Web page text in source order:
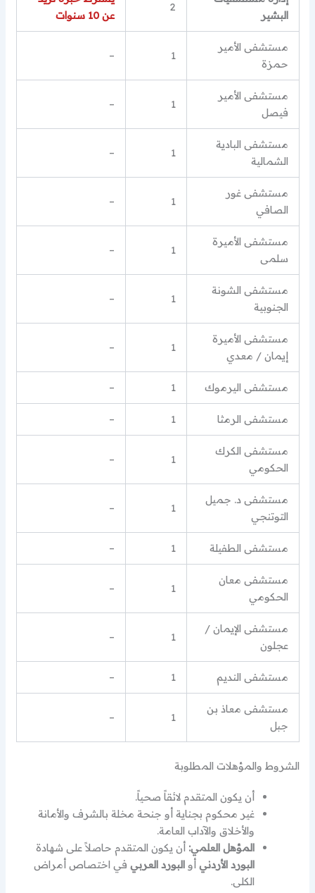
البشير
2
عن 10 سنوات
مستشفى الأمير
حمزة
1
–
مستشفى الأمير
فيصل
1
–
مستشفى البادية
الشمالية
1
–
مستشفى غور
الصافي
1
–
مستشفى الأميرة
سلمى
1
–
مستشفى الشونة
الجنوبية
1
–
مستشفى الأميرة
إيمان / معدي
1
–
مستشفى اليرموك 1
–
مستشفى الرمثا 1
–
مستشفى الكرك
الحكومي
1
–
مستشفى د. جميل
التوتنجي
1
–
مستشفى الطفيلة 1
–
مستشفى معان
الحكومي
1
–
مستشفى الإيمان /
عجلون
1
–
مستشفى النديم 1
–
مستشفى معاذ بن
جبل
1
–
الشروط والمؤهلات المطلوبة
أن يكون المتقدم لائقاً صحياً.
غير محكوم بجناية أو جنحة مخلة بالشرف والأمانة
والأخلاق والآداب العامة.
المؤهل العلمي: أن يكون المتقدم حاصلاً على شهادة
البورد الأردني أوالبورد العربي في اختصاص أمراض
الكلى.